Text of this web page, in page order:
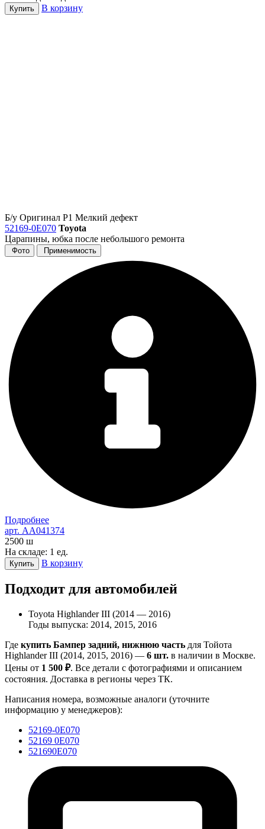
Купить В корзину
Б/у Оригинал Р1 Мелкий дефект
52169-0E070 Toyota
Царапины, юбка после небольшого ремонта
Фото Применимость
Подробнее
арт. AA041374
2500 ш
На складе: 1 ед.
Купить В корзину
Подходит для автомобилей
Toyota Highlander III (2014 — 2016)
Годы выпуска: 2014, 2015, 2016
Где купить Бампер задний, нижнюю часть для Тойота
Highlander III (2014, 2015, 2016) — 6 шт. в наличии в Москве.
Цены от 1 500 ₽. Все детали с фотографиями и описанием
состояния. Доставка в регионы через ТК.
Написания номера, возможные аналоги (уточните
информацию у менеджеров):
52169-0E070
52169 0E070
521690E070